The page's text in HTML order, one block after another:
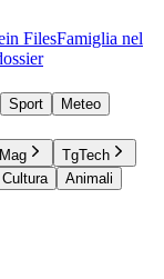
FilesFamiglia nel
Sport
Meteo
TgTech
Cultura
Animali